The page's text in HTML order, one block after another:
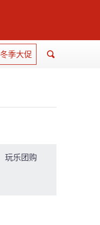
冬季大促
玩乐团购